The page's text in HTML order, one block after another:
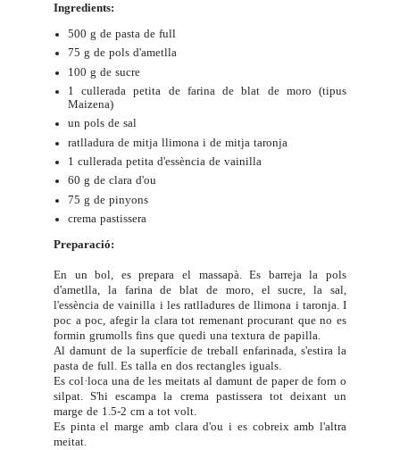
Ingredients:
500 g de pasta de full
75 g de pols d'ametlla
100 g de sucre
1 cullerada petita de farina de blat de moro (tipus
Maizena)
un pols de sal
ratlladura de mitja llimona i de mitja taronja
1 cullerada petita d'essència de vainilla
60 g de clara d'ou
75 g de pinyons
crema pastissera
Preparació:
En un bol, es prepara el massapà. Es barreja la pols
d'ametlla, la farina de blat de moro, el sucre, la sal,
l'essència de vainilla i les ratlladures de llimona i taronja. I
poc a poc, afegir la clara tot remenant procurant que no es
formin grumolls fins que quedi una textura de papilla.
Al damunt de la superfície de treball enfarinada, s'estira la
pasta de full. Es talla en dos rectangles iguals.
Es col·loca una de les meitats al damunt de paper de forn o
silpat. S'hi escampa la crema pastissera tot deixant un
marge de 1.5-2 cm a tot volt.
Es pinta el marge amb clara d'ou i es cobreix amb l'altra
meitat.